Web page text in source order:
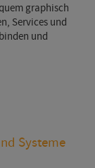
graphisch
Services und
und
Systeme